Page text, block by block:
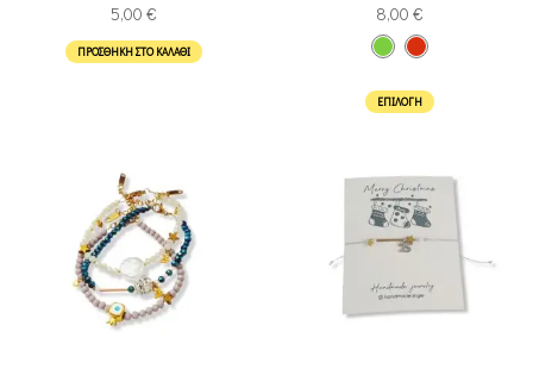
5,00 €
ΠΡΟΣΘΉΚΗ ΣΤΟ ΚΑΛΆΘΙ
8,00 €
ΕΠΙΛΟΓΉ